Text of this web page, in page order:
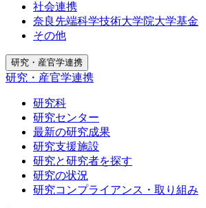
社会連携
奈良先端科学技術大学院大学基金
その他
研究・産官学連携
研究・産官学連携
研究科
研究センター
最新の研究成果
研究支援施設
研究と研究者を探す
研究の状況
研究コンプライアンス・取り組み